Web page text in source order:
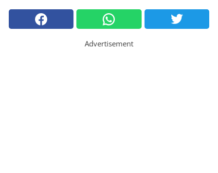
Advertisement